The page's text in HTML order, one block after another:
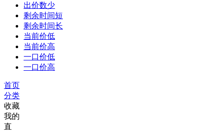
出价数少
剩余时间短
剩余时间长
当前价低
当前价高
一口价低
一口价高
首页
分类
收藏
我的
直